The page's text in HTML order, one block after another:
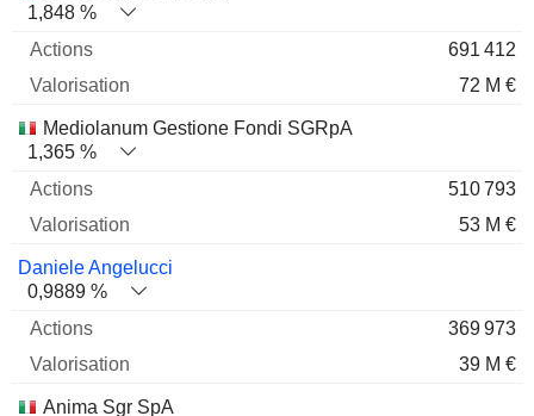
1,848 %
691 412
72 M €
Mediolanum Gestione Fondi SGRpA
1,365 %
510 793
53 M €
Daniele Angelucci
0,9889 %
369 973
39 M €
Anima Sgr SpA